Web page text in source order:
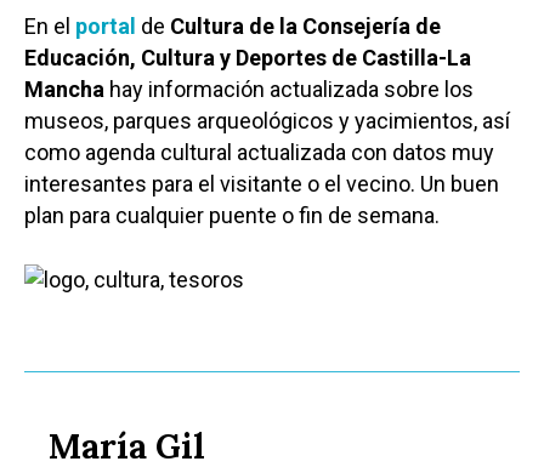
En el portal de Cultura de la Consejería de
Educación, Cultura y Deportes de Castilla-La
Mancha hay información actualizada sobre los
museos, parques arqueológicos y yacimientos, así
como agenda cultural actualizada con datos muy
interesantes para el visitante o el vecino. Un buen
plan para cualquier puente o fin de semana.
María Gil